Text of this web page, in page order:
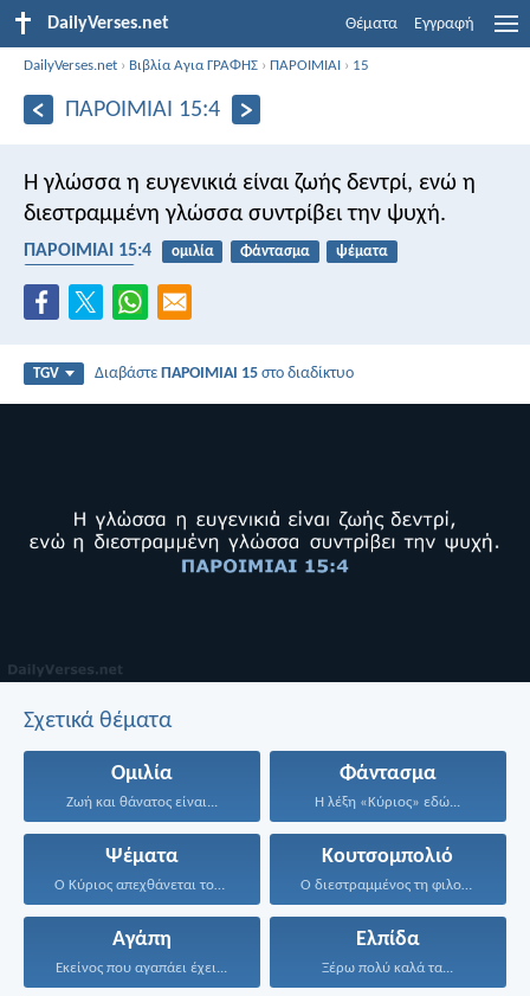
DailyVerses.net Θέματα Εγγραφή
DailyVerses.net › Βιβλία Αγια ΓΡΑΦΗΣ › ΠΑΡΟΙΜΙΑΙ › 15
ΠΑΡΟΙΜΙΑΙ 15:4
Η γλώσσα η ευγενικιά είναι ζωής δεντρί, ενώ η
διεστραμμένη γλώσσα συντρίβει την ψυχή.
ΠΑΡΟΙΜΙΑΙ 15:4 ομιλία Φάντασμα
ψέματα
TGV ΔιαβάστεΠΑΡΟΙΜΙΑΙ 15 στο διαδίκτυο
Σχετικά θέματα
Ομιλία
Ζωή και θάνατος είναι...
Φάντασμα
Η λέξη «Κύριος» εδώ...
Ψέματα
Ο Κύριος απεχθάνεται τους...
Κουτσομπολιό
Ο διεστραμμένος τη φιλονικία...
Αγάπη
Εκείνος που αγαπάει έχει...
Ελπίδα
Ξέρω πολύ καλά τα...